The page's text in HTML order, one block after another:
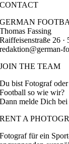
CONTACT
GERMAN
Thomas Fassing
Raiffeisenstraße 26
redaktion@german-
JOIN THE TEAM
Du bist Fotograf
Football so wie wir?
Dann melde Dich bei
RENT A
Fotograf für ein